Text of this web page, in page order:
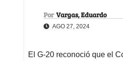
Por Vargas, Eduardo
AGO 27, 2024
El G-20 reconoció que el